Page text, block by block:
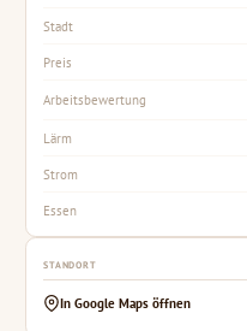
Stadt
Preis
Arbeitsbewertung
Lärm
Strom
Essen
STANDORT
In Google Maps öffnen